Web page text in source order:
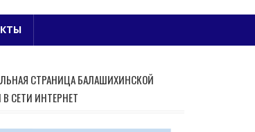
СТРАНИЦА БАЛАШИХИНСКОЙ
В СЕТИ ИНТЕРНЕТ